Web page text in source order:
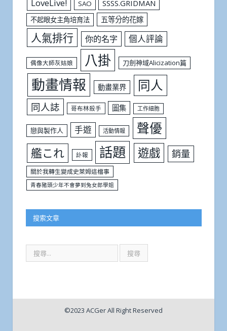
LoveLive! SAO SSSS.GRIDMAN
不起眼女主角培育法 五等分的花嫁
人氣排行 你的名字 個人評論
偶像大師灰姑娘 八掛 刀劍神域Alicization篇
動畫情報 動畫業界 同人
同人誌 哥布林殺手 圖集 工作細胞
戀與製作人 手遊 活動情報 聲優
艦これ 訃報 話題 遊戲 銷量
關於我轉生變成史萊姆這檔事
青春豬頭少年不會夢到兔女郎學姐
搜索文章
©2023 ACGer All Right Reserved